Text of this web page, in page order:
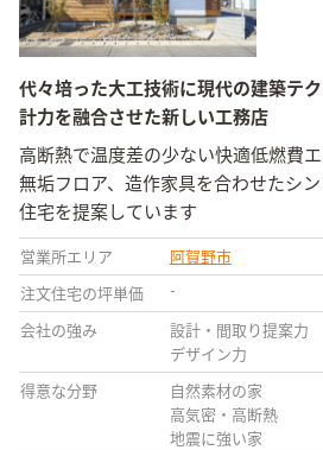
代々培った大工技術に現代の建築テ
計力を融合させた新しい工務店
高断熱で温度差の少ない快適低燃費
無垢フロア、造作家具を合わせたシ
住宅を提案しています
営業所エリア 阿賀野市
注文住宅の坪単価 -
会社の強み
設計・間取り提案力
デザイン力
得意な分野
自然素材の家
高気密・高断熱
地震に強い家